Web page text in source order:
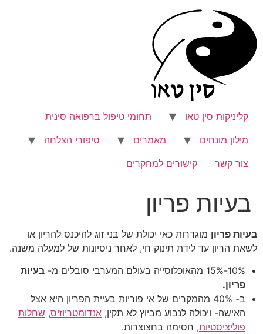
לתוכן
קליניקות סין טאו
תחומי טיפול ברפואה סינית
מילון מונחים
מאמרים
סיפורי הצלחה
צור קשר
קישורים למחקרים
בעיות פריון
בעיות פריון מוגדרות כאי יכולת של בני זוג להיכנס להריון או
לשאת הריון עד לידת תינוק חי, לאחר ניסיונות של למעלה משנה.
10%-15% מהאוכלוסייה בעולם המערבי סובלים מ-
בעיות
פריון.
ב- 40% מהמקרים של אי פוריות בעיית הפריון היא אצל
האישה- ויכולה לנבוע מביוץ לא תקין, אנדומטריוזיס, שחלות
פוליציסטיות, חסימה בחצוצרות.